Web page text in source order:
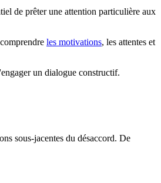
de prêter une attention particulière aux
les motivations, les attentes et
un dialogue constructif.
sous-jacentes du désaccord. De